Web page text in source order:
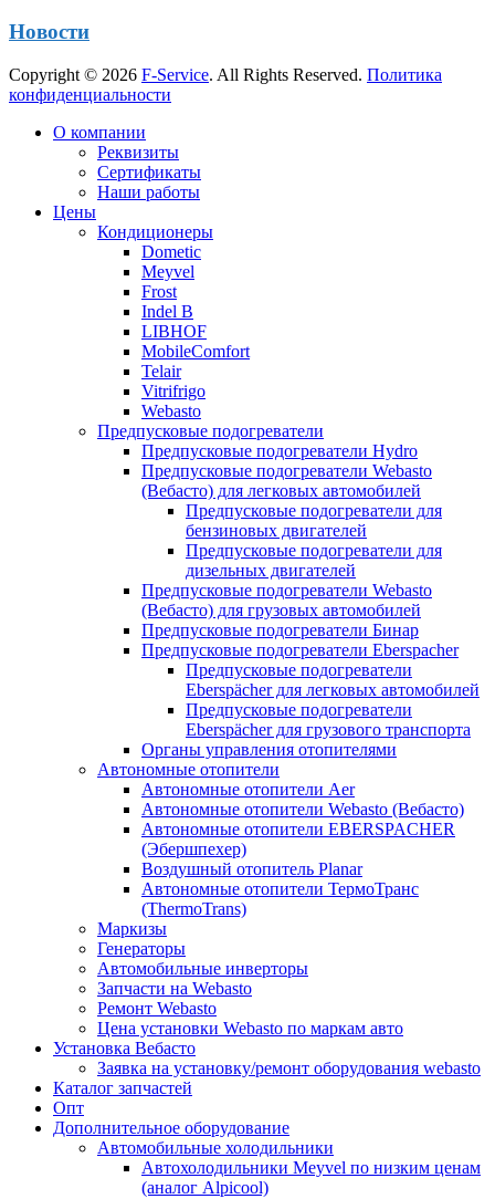
Новости
Copyright © 2026 F-Service. All Rights Reserved. Политика
конфиденциальности
вверх
О компании
Реквизиты
Сертификаты
Наши работы
Цены
Кондиционеры
Dometic
Meyvel
Frost
Indel B
LIBHOF
MobileComfort
Telair
Vitrifrigo
Webasto
Предпусковые подогреватели
Предпусковые подогреватели Hydro
Предпусковые подогреватели Webasto
(Вебасто) для легковых автомобилей
Предпусковые подогреватели для
бензиновых двигателей
Предпусковые подогреватели для
дизельных двигателей
Предпусковые подогреватели Webasto
(Вебасто) для грузовых автомобилей
Предпусковые подогреватели Бинар
Предпусковые подогреватели Eberspacher
Предпусковые подогреватели
Eberspächer для легковых автомобилей
Предпусковые подогреватели
Eberspächer для грузового транспорта
Органы управления отопителями
Автономные отопители
Автономные отопители Аer
Автономные отопители Webasto (Вебасто)
Автономные отопители EBERSPACHER
(Эбершпехер)
Воздушный отопитель Planar
Автономные отопители ТермоТранс
(ThermoTrans)
Маркизы
Генераторы
Автомобильные инверторы
Запчасти на Webasto
Ремонт Webasto
Цена установки Webasto по маркам авто
Установка Вебасто
Заявка на установку/ремонт оборудования webasto
Каталог запчастей
Опт
Дополнительное оборудование
Автомобильные холодильники
Автохолодильники Meyvel по низким ценам
(аналог Alpicool)